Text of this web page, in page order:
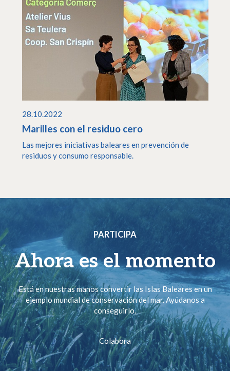
28.10.2022
Marilles con el residuo cero
Las mejores iniciativas baleares en prevención de
residuos y consumo responsable.
PARTICIPA
Ahora es el momento
Está en nuestras manos convertir las Islas Baleares en un
ejemplo mundial de conservación del mar. Ayúdanos a
conseguirlo.
Colabora